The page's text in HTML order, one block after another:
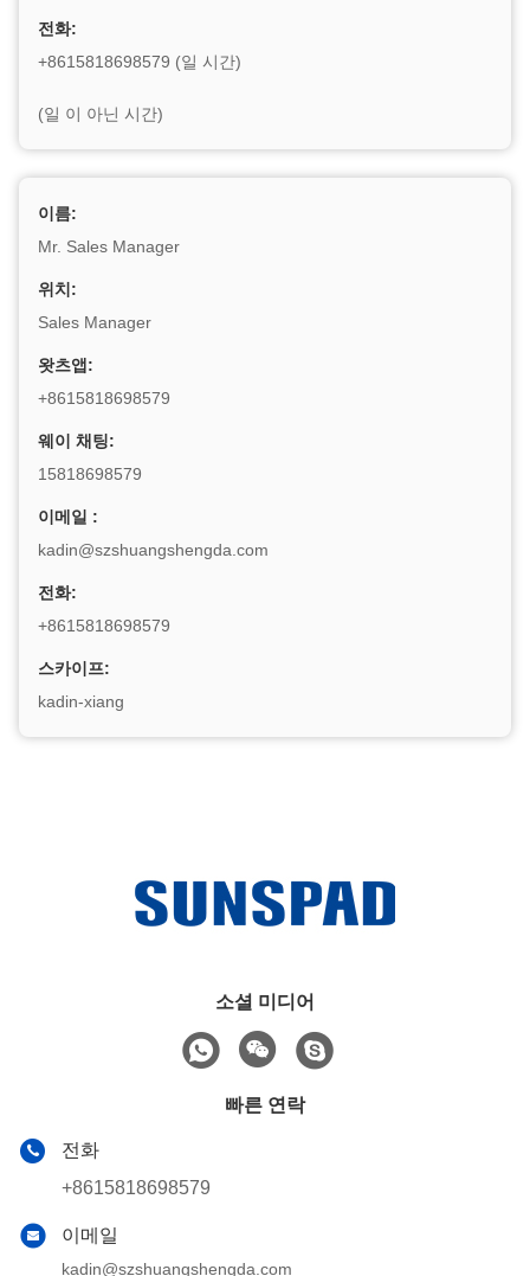
전화:
+8615818698579 (일 시간)
(일 이 아닌 시간)
이름:
Mr. Sales Manager
위치:
Sales Manager
왓츠앱:
+8615818698579
웨이 채팅:
15818698579
이메일 :
kadin@szshuangshengda.com
전화:
+8615818698579
스카이프:
kadin-xiang
소셜 미디어
빠른 연락
전화
+8615818698579
이메일
kadin@szshuangshengda.com